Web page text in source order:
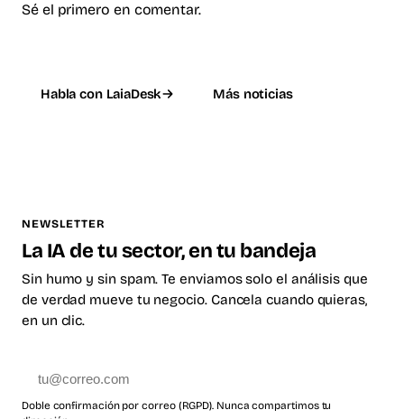
Sé el primero en comentar.
Habla con LaiaDesk Más noticias
NEWSLETTER
La IA de tu sector, en tu bandeja
Sin humo y sin spam. Te enviamos solo el análisis que
de verdad mueve tu negocio. Cancela cuando quieras,
en un clic.
Doble confirmación por correo (RGPD). Nunca compartimos tu